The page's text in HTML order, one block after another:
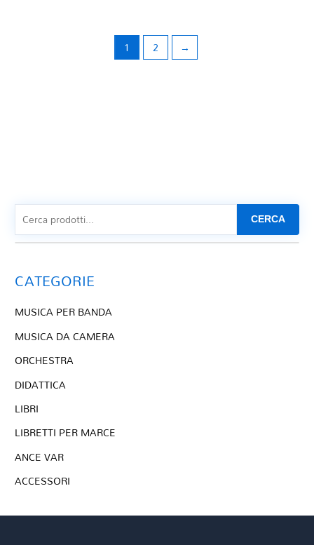
1 2 →
CERCA
CATEGORIE
MUSICA PER BANDA
MUSICA DA CAMERA
ORCHESTRA
DIDATTICA
LIBRI
LIBRETTI PER MARCE
ANCE VAR
ACCESSORI